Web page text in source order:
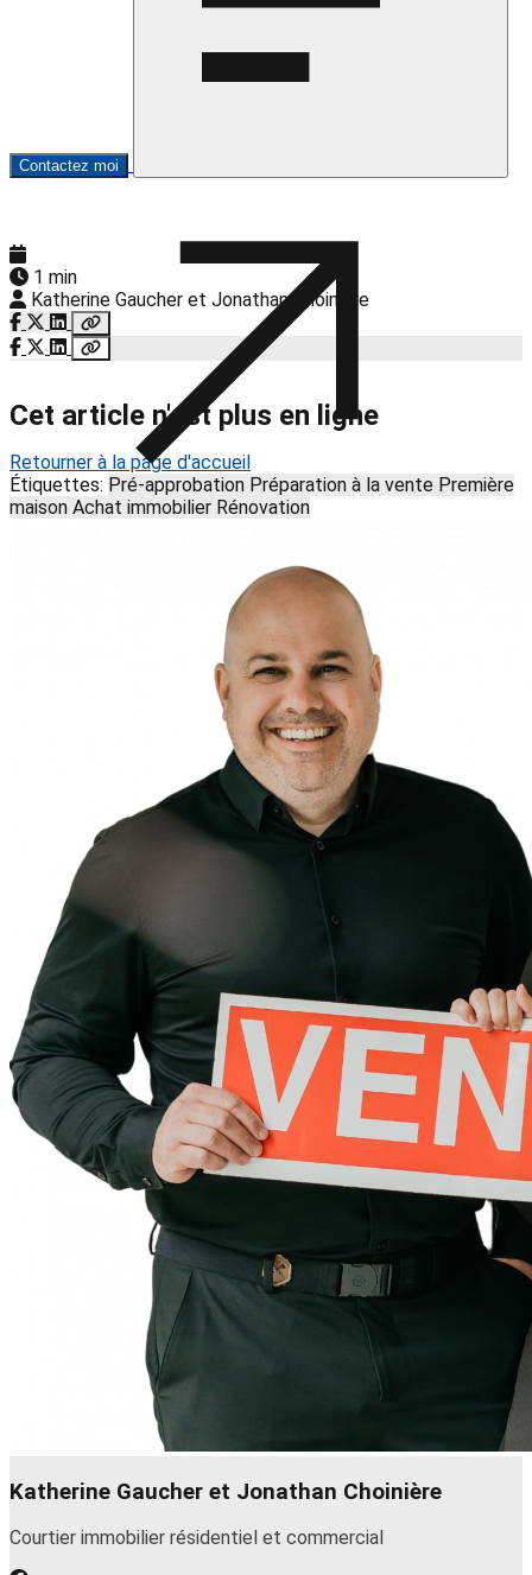
Contactez moi
1 min
Katherine Gaucher et Jonathan Choinière
Cet article n'est plus en ligne
Retourner à la page d'accueil
Étiquettes: Pré-approbation Préparation à la vente Première
maison Achat immobilier Rénovation
Katherine Gaucher et Jonathan Choinière
Courtier immobilier résidentiel et commercial